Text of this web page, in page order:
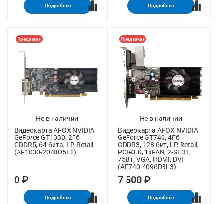
Подробнее Подробнее
Не в наличии
Предзаказ
Видеокарта AFOX NVIDIA
GeForce GT1030, 2Гб
GDDR5, 64 бита, LP, Retail
(AF1030-2048D5L3)
0 ₽
Подробнее
Не в наличии
Предзаказ
Видеокарта AFOX NVIDIA
GeForce GT740, 4Гб
GDDR3, 128 бит, LP, Retail,
PCIe3.0, 1xFAN, 2-SLOT,
75Вт, VGA, HDMI, DVI
(AF740-4096D3L3)
7 500 ₽
Подробнее